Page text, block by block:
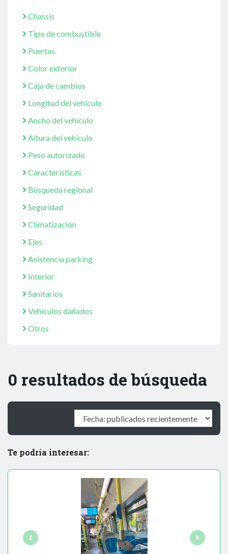
Chassis
Tipo de combustible
Puertas
Color exterior
Caja de cambios
Longitud del vehículo
Ancho del vehículo
Altura del vehículo
Peso autorizado
Características
Búsqueda regional
Seguridad
Climatización
Ejes
Asistencia parking
Interior
Sanitarios
Vehículos dañados
Otros
0 resultados de búsqueda
Te podría interesar: